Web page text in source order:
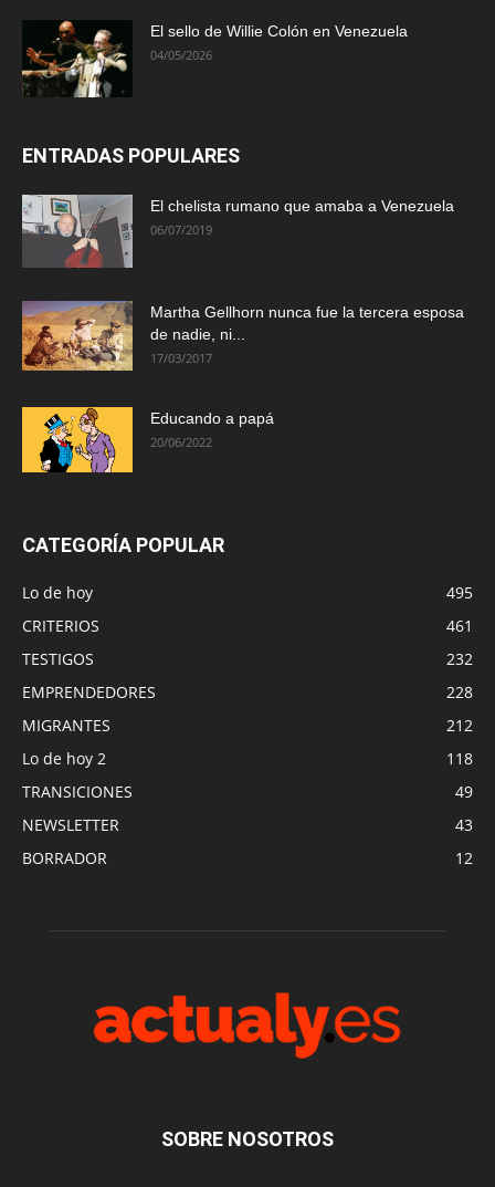
El sello de Willie Colón en Venezuela
04/05/2026
ENTRADAS POPULARES
El chelista rumano que amaba a Venezuela
06/07/2019
Martha Gellhorn nunca fue la tercera esposa
de nadie, ni...
17/03/2017
Educando a papá
20/06/2022
CATEGORÍA POPULAR
Lo de hoy
495
CRITERIOS
461
TESTIGOS
232
EMPRENDEDORES
228
MIGRANTES
212
Lo de hoy 2
118
TRANSICIONES
49
NEWSLETTER
43
BORRADOR
12
SOBRE NOSOTROS